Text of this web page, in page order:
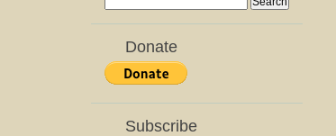
Donate
Subscribe